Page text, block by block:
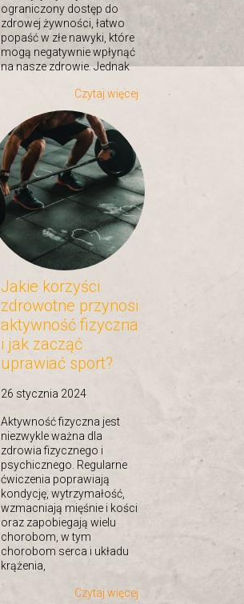
ograniczony dostęp do
zdrowej żywności, łatwo
popaść w złe nawyki, które
mogą negatywnie wpłynąć
na nasze zdrowie. Jednak
Czytaj więcej
Jakie korzyści
zdrowotne przynosi
aktywność fizyczna
i jak zacząć
uprawiać sport?
26 stycznia 2024
Aktywność fizyczna jest
niezwykle ważna dla
zdrowia fizycznego i
psychicznego. Regularne
ćwiczenia poprawiają
kondycję, wytrzymałość,
wzmacniają mięśnie i kości
oraz zapobiegają wielu
chorobom, w tym
chorobom serca i układu
krążenia,
Czytaj więcej